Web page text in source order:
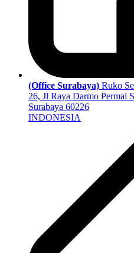
(Office Surabaya) Ruko
26, Jl Raya Darmo Permai
Surabaya 60226
INDONESIA